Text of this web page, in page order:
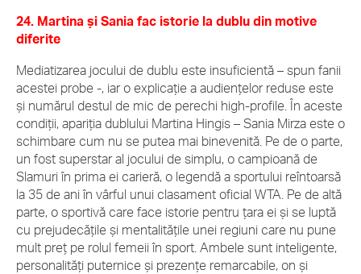
24. Martina și Sania fac istorie la dublu din motive
diferite
Mediatizarea jocului de dublu este insuficientă – spun fanii
acestei probe -, iar o explicație a audiențelor reduse este
și numărul destul de mic de perechi high-profile. În aceste
condiții, apariția dublului Martina Hingis – Sania Mirza este o
schimbare cum nu se putea mai binevenită. Pe de o parte,
un fost superstar al jocului de simplu, o campioană de
Slamuri în prima ei carieră, o legendă a sportului reîntoarsă
la 35 de ani în vârful unui clasament oficial WTA. Pe de altă
parte, o sportivă care face istorie pentru țara ei și se luptă
cu prejudecățile și mentalitățile unei regiuni care nu pune
mult preț pe rolul femeii în sport. Ambele sunt inteligente,
personalități puternice și prezențe remarcabile, on și